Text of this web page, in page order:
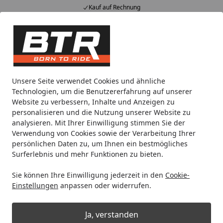
Unsere Seite verwendet Cookies und ähnliche
Technologien, um die Benutzererfahrung auf unserer
Website zu verbessern, Inhalte und Anzeigen zu
personalisieren und die Nutzung unserer Website zu
analysieren. Mit Ihrer Einwilligung stimmen Sie der
Verwendung von Cookies sowie der Verarbeitung Ihrer
persönlichen Daten zu, um Ihnen ein bestmögliches
Surferlebnis und mehr Funktionen zu bieten.
Sie können Ihre Einwilligung jederzeit in den Cookie-
Einstellungen anpassen oder widerrufen.
Ja, verstanden
Kauf auf Rechnung
Alle Produkte
Mein Konto
Suchen
Noch 21 Minuten
Spare bis zu 35% auf EVOLIFT® Zentralständer
von BTR!
Startseite
Reifenmontage Kompressor Zubehör Für
Zubehör für Kompressoren
Ihre Artikelübersicht
Kategorien